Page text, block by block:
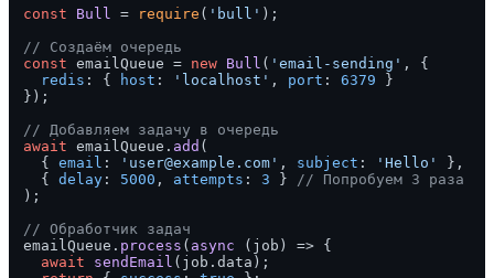
const Bull = require ( 'bull' );
// Создаём очередь
const emailQueue = new Bull ( 'email-sending' , {
redis : { host : 'localhost' , port : 6379 }
});
// Добавляем задачу в очередь
await emailQueue. add (
  {
email : 'user@example.com' , subject : 'Hello'
},
  {
delay : 5000 , attempts : 3 }
// Попробуем 3 раза
);
// Обработчик задач
emailQueue. process ( async (job) => {
await
sendEmail (job. data );